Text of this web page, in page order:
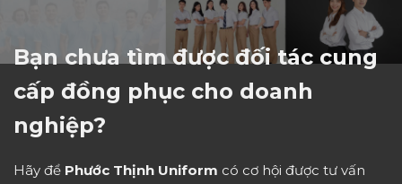
Bạn chưa tìm được đối tác cung
cấp đồng phục cho doanh
nghiệp?
Hãy để Phước Thịnh Uniform có cơ hội được tư vấn